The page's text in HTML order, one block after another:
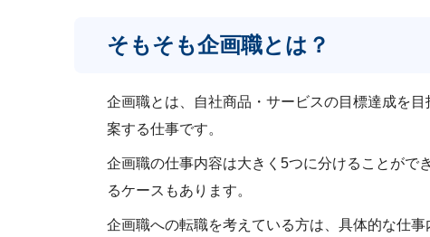
そもそも企画職とは？
企画職とは、自社商品・サービスの目標達成を
案する仕事です。
企画職の仕事内容は大きく5つに分けることがで
るケースもあります。
企画職への転職を考えている方は、具体的な仕